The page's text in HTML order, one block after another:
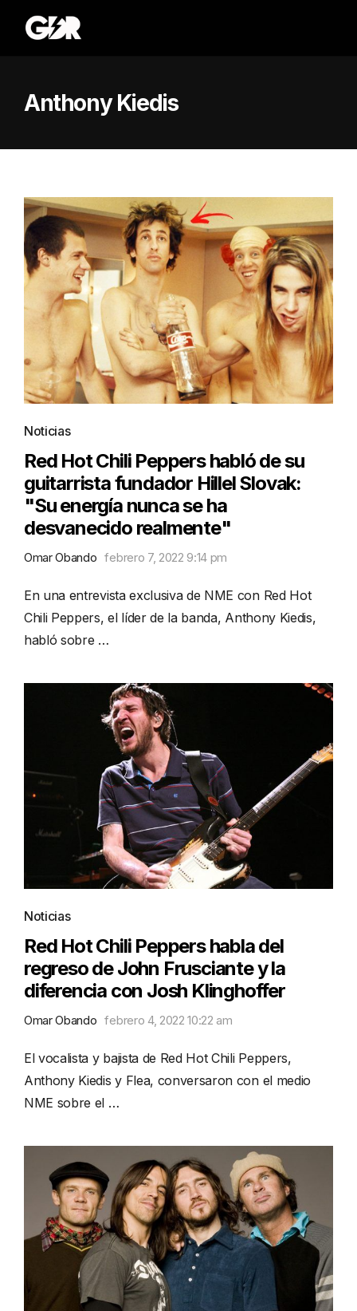
Anthony Kiedis
Noticias
Red Hot Chili Peppers habló de su
guitarrista fundador Hillel Slovak:
"Su energía nunca se ha
desvanecido realmente"
Omar Obando febrero 7, 2022 9:14 pm
En una entrevista exclusiva de NME con Red Hot
Chili Peppers, el líder de la banda, Anthony Kiedis,
habló sobre …
Noticias
Red Hot Chili Peppers habla del
regreso de John Frusciante y la
diferencia con Josh Klinghoffer
Omar Obando febrero 4, 2022 10:22 am
El vocalista y bajista de Red Hot Chili Peppers,
Anthony Kiedis y Flea, conversaron con el medio
NME sobre el …